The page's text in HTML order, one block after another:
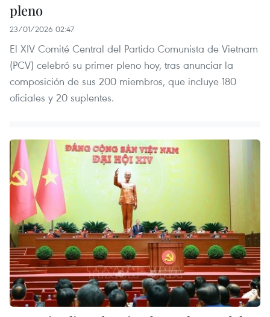
pleno
23/01/2026 02:47
El XIV Comité Central del Partido Comunista de Vietnam
(PCV) celebró su primer pleno hoy, tras anunciar la
composición de sus 200 miembros, que incluye 180
oficiales y 20 suplentes.